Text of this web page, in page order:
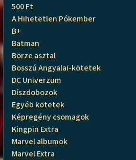
500 Ft
A Hihetetlen Pókember
B+
Batman
Börze asztal
Bosszú Angyalai-kötetek
DC Univerzum
Díszdobozok
Egyéb kötetek
Képregény csomagok
Kingpin Extra
Marvel albumok
Marvel Extra